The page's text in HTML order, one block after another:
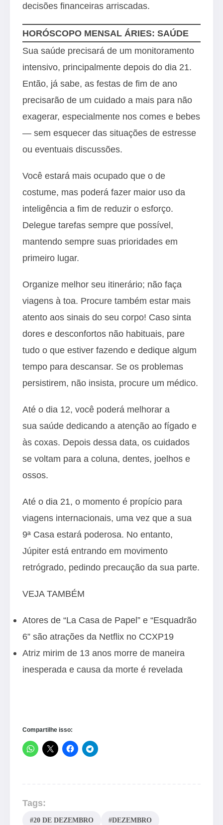
decisões financeiras arriscadas.
HORÓSCOPO MENSAL ÁRIES: SAÚDE
Sua saúde precisará de um monitoramento
intensivo, principalmente depois do dia 21.
Então, já sabe, as festas de fim de ano
precisarão de um cuidado a mais para não
exagerar, especialmente nos comes e bebes
— sem esquecer das situações de estresse
ou eventuais discussões.
Você estará mais ocupado que o de
costume, mas poderá fazer maior uso da
inteligência a fim de reduzir o esforço.
Delegue tarefas sempre que possível,
mantendo sempre suas prioridades em
primeiro lugar.
Organize melhor seu itinerário; não faça
viagens à toa. Procure também estar mais
atento aos sinais do seu corpo! Caso sinta
dores e desconfortos não habituais, pare
tudo o que estiver fazendo e dedique algum
tempo para descansar. Se os problemas
persistirem, não insista, procure um médico.
Até o dia 12, você poderá melhorar a
sua saúde dedicando a atenção ao fígado e
às coxas. Depois dessa data, os cuidados
se voltam para a coluna, dentes, joelhos e
ossos.
Até o dia 21, o momento é propício para
viagens internacionais, uma vez que a sua
9ª Casa estará poderosa. No entanto,
Júpiter está entrando em movimento
retrógrado, pedindo precaução da sua parte.
VEJA TAMBÉM
Atores de “La Casa de Papel” e “Esquadrão
6” são atrações da Netflix no CCXP19
Atriz mirim de 13 anos morre de maneira
inesperada e causa da morte é revelada
Compartilhe isso:
Tags:
#20 DE DEZEMBRO #DEZEMBRO